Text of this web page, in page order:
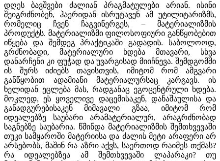
დღეს ბავშვები ძალიან პრაგმატულები არიან. ისინი
შეიგრძნობენ, ჰაერიდან ისრუტავენ ამ უტილიტარიზმს,
რომელიც ჩვენ ჩაგვინერგეს, – მატერიალიზმის
პროდუქტს. მატერიალიზმი ფილოსოფიური განწყობებით
იწყება და შემდეგ პრაქტიკაში გადადის. საბოლოოდ,
გრძნობადი, მატერიალური ხდება მთავარი, სხვა
დანარჩენი კი ფუჭად და უვარგისად მიიჩნევა. შემდგომში
ის შურს იძიებს თავისთვის, იმიტომ რომ ამგვარი
განწყობით ადამიანი მატერიალურსაც კარგავს. ის
ხელიდან ეცლება მას, რადგანაც ეგოცენტრული ხდება.
მოკლედ, ეს ყოველივე დაცემისაკენ, დანაშაულისა და
განადგურებისაკენ მიმავალი გზაა, იმიტომ რომ
იდეალებზე საუბარი არამატერიალურ, არაგრძნობად
საგნებზე საუბარია. წმინდა მატერიალიზმის შემთხვევაში
თუკი სამყაროში მატერიისა და ძალის მეტი არაფერი არ
არსებობს, მაშინ რა აზრი აქვს, საერთოდ რაიმეს თქმას?
რა იდეალებზეა ამ შემთხვევაში ლაპარაკი? თუ